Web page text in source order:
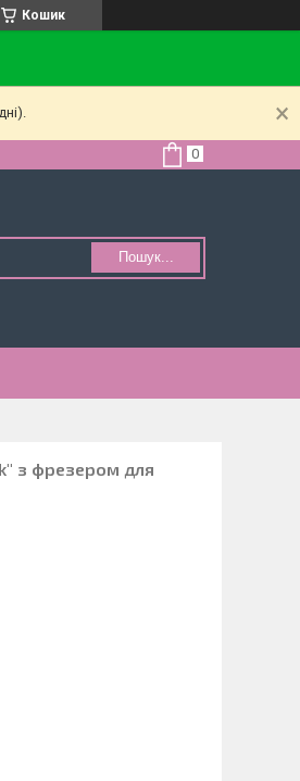
Кошик
Пошук...
з фрезером для